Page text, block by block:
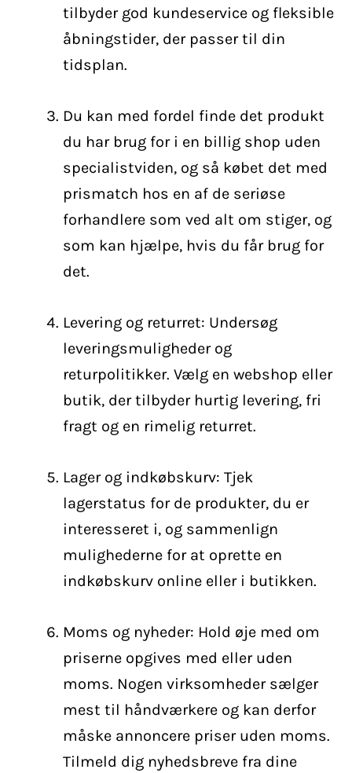
tilbyder god kundeservice og fleksible
åbningstider, der passer til din
tidsplan.
Du kan med fordel finde det produkt
du har brug for i en billig shop uden
specialistviden, og så købet det med
prismatch hos en af de seriøse
forhandlere som ved alt om stiger, og
som kan hjælpe, hvis du får brug for
det.
Levering og returret: Undersøg
leveringsmuligheder og
returpolitikker. Vælg en webshop eller
butik, der tilbyder hurtig levering, fri
fragt og en rimelig returret.
Lager og indkøbskurv: Tjek
lagerstatus for de produkter, du er
interesseret i, og sammenlign
mulighederne for at oprette en
indkøbskurv online eller i butikken.
Moms og nyheder: Hold øje med om
priserne opgives med eller uden
moms. Nogen virksomheder sælger
mest til håndværkere og kan derfor
måske annoncere priser uden moms.
Tilmeld dig nyhedsbreve fra dine